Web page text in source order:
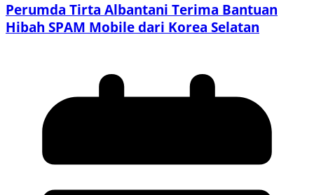
Perumda Tirta Albantani Terima Bantuan
Hibah SPAM Mobile dari Korea Selatan